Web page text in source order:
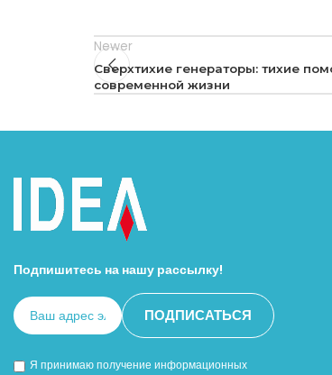
Newer
Сверхтихие генераторы: тихие
современной жизни
Подпишитесь на нашу рассылку!
Я принимаю получение информационных